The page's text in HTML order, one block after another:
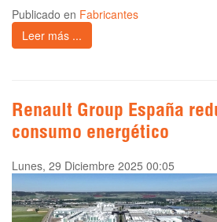
Publicado en Fabricantes
Leer más ...
Renault Group España
consumo energético
Lunes, 29 Diciembre 2025 00:05